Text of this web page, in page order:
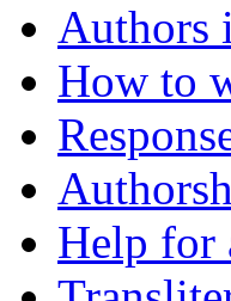
Authors
How to
Help for